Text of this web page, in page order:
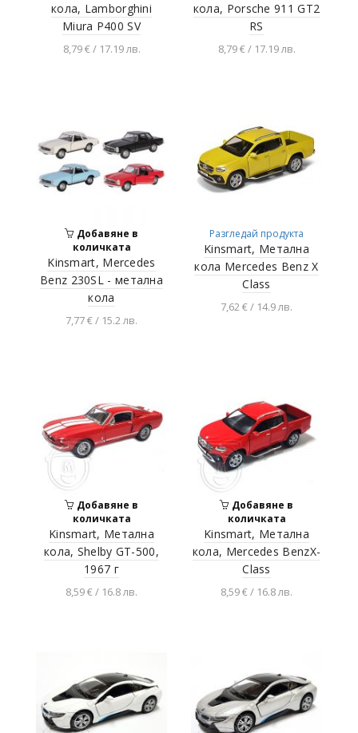
кола, Lamborghini
Miura P400 SV
8,79 € / 17.19 лв.
кола, Porsche 911 GT2
RS
8,79 € / 17.19 лв.
Добавяне в
количката
Kinsmart, Mercedes
Benz 230SL - метална
кола
7,77 € / 15.2 лв.
Разгледай продукта
Kinsmart, Метална
кола Mercedes Benz X
Class
7,62 € / 14.9 лв.
Добавяне в
количката
Kinsmart, Метална
кола, Shelby GT-500,
1967 г
8,59 € / 16.8 лв.
Добавяне в
количката
Kinsmart, Метална
кола, Mercedes BenzX-
Class
8,59 € / 16.8 лв.